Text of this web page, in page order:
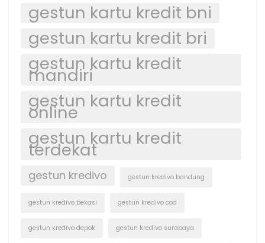
gestun kartu kredit bni
gestun kartu kredit bri
gestun kartu kredit
mandiri
gestun kartu kredit
online
gestun kartu kredit
terdekat
gestun kredivo gestun kredivo bandung
gestun kredivo bekasi gestun kredivo cod
gestun kredivo depok gestun kredivo surabaya